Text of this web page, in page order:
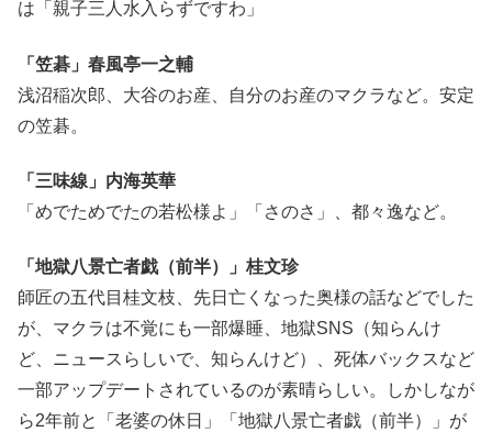
は「親子三人水入らずですわ」
「笠碁」春風亭一之輔
浅沼稲次郎、大谷のお産、自分のお産のマクラなど。安定
の笠碁。
「三味線」内海英華
「めでためでたの若松様よ」「さのさ」、都々逸など。
「地獄八景亡者戯（前半）」桂文珍
師匠の五代目桂文枝、先日亡くなった奥様の話などでした
が、マクラは不覚にも一部爆睡、地獄SNS（知らんけ
ど、ニュースらしいで、知らんけど）、死体バックスなど
一部アップデートされているのが素晴らしい。しかしなが
ら2年前と「老婆の休日」「地獄八景亡者戯（前半）」が